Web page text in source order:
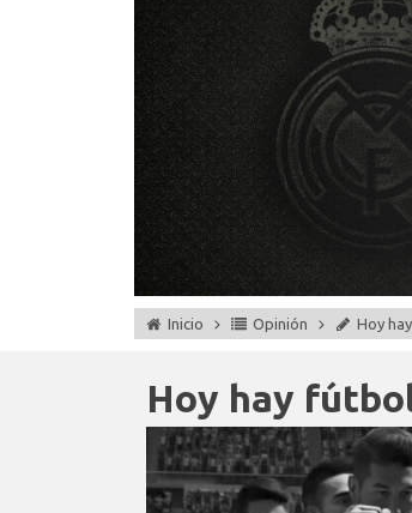
Inicio Opinión Hoy
Hoy hay